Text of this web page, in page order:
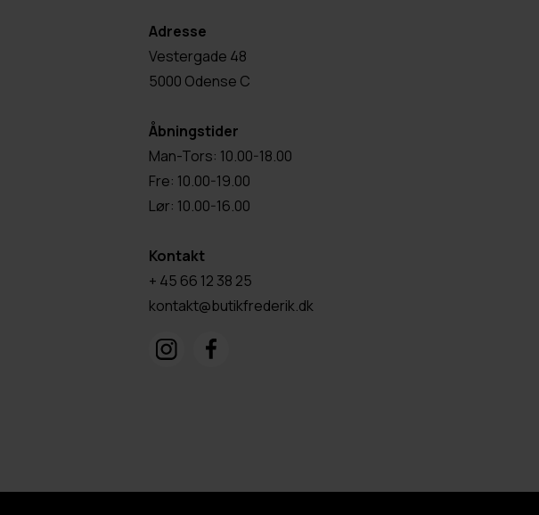
Adresse
Vestergade 48
5000 Odense C
Åbningstider
Man-Tors: 10.00-18.00
Fre: 10.00-19.00
Lør: 10.00-16.00
Kontakt
+ 45 66 12 38 25
kontakt@butikfrederik.dk